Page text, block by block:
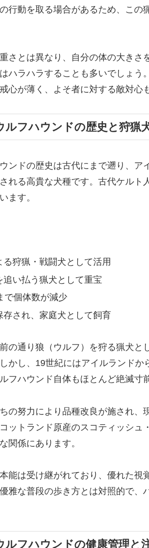
行動を取る場合があるため、この
さとは異なり、自分の体の大きさ
ハラハラすることも多いでしょう
心が薄く、よそ者に対する敵対心
ルフハウンドの歴史と狩猟
ンドの歴史は古代にまで遡り、ア
れる高貴な犬種です。古代ケル
ます。
狩猟・戦闘犬として活用
追い払う猟犬として重宝
で個体数が減少
され、家庭犬として飼育
の通り狼（ウルフ）を狩る猟犬と
かし、19世紀にはアイルランド
フハウンド自体もほとんど絶滅寸
の努力により品種改良が施され、
ットランド原産のスコティッシュ
関係にあります。
能は受け継がれており、優れた視
雅な普段の歩き方とは対照的で、
ルフハウンドの健康管理と